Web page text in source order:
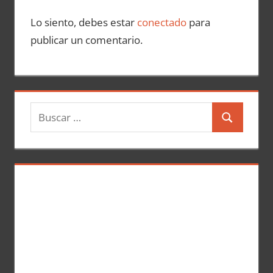
Lo siento, debes estar conectadopara
publicar un comentario.
u
s
c
B
s